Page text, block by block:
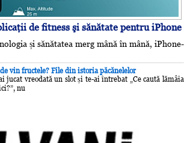
de fitness şi sănătate pentru iPhone
și sănătatea merg mână în mână, iPhone-
vin fructele? File din istoria păcănelelor
jucat vreodată un slot și te-ai întrebat „Ce caută lămâia
nu